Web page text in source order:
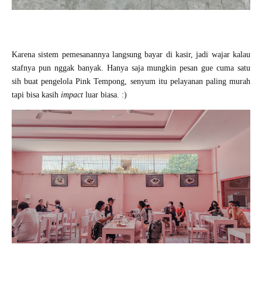
Karena sistem pemesanannya langsung bayar di kasir, jadi wajar kalau
stafnya pun nggak banyak. Hanya saja mungkin pesan gue cuma satu
sih buat pengelola Pink Tempong, senyum itu pelayanan paling murah
tapi bisa kasih impact luar biasa. :)